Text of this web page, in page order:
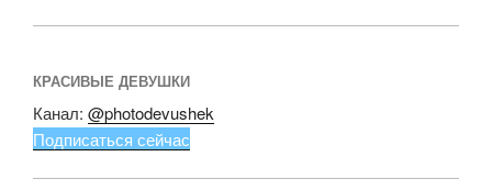
КРАСИВЫЕ ДЕВУШКИ
Канал: @photodevushek
Подписаться сейчас